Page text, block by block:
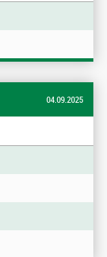
04.09.2025